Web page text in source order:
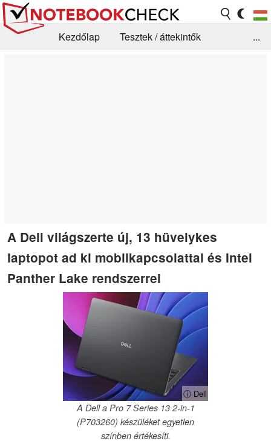
Kezdőlap
Tesztek / áttekintők
...
A Dell világszerte új, 13 hüvelykes
laptopot ad ki mobilkapcsolattal és Intel
Panther Lake rendszerrel
ⓘ Dell
A Dell a Pro 7 Series 13 2-in-1
(P703260) készüléket egyetlen
színben értékesíti.